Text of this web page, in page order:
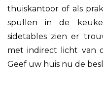
thuiskantoor of als
spullen in de
sidetables zien er
met indirect licht van
Geef uw huis nu de